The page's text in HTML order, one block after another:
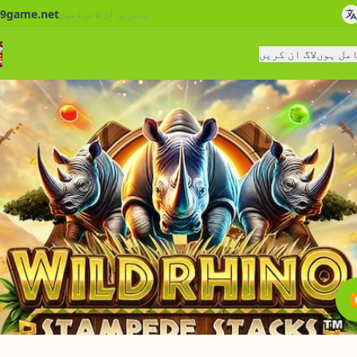
بہترین آن لائن کھیل
لاگ ان کریںہوں